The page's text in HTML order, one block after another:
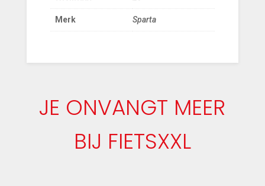
Merk Sparta
JE ONVANGT MEER
BIJ FIETSXXL